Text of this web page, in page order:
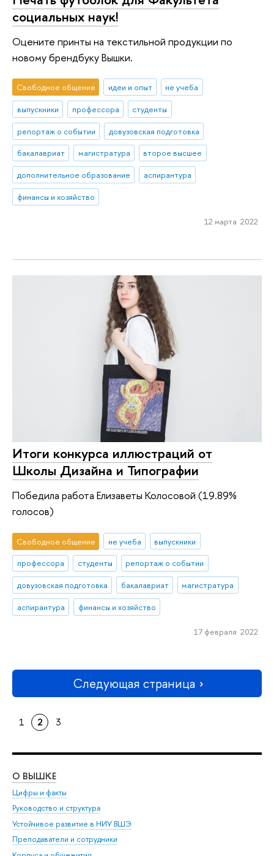
социальных наук!
Оцените принты на текстильной продукции по
новому брендбуку Вышки.
Свободное общение идеи и опыт
не учеба
выпускники
профессора
студенты
репортаж о событии
довузовская подготовка
бакалавриат
магистратура
второе высшее
дополнительное образование
аспирантура
финансы и хозяйство
12 марта 2022
Итоги конкурса иллюстраций от
Школы Дизайна и Типографии
Победила работа Елизаветы Колосовой (19.89%
голосов)
Свободное общение не учеба
выпускники
профессора
студенты
репортаж о событии
довузовская подготовка
бакалавриат
магистратура
аспирантура
финансы и хозяйство
17 февраля 2022
Следующая страница
1 2 3
О ВЫШКЕ
Цифры и факты
Руководство и структура
Устойчивое развитие в НИУ ВШЭ
Преподаватели и сотрудники